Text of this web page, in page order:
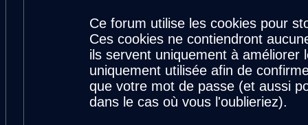
Ce forum utilise les cookies pour
Ces cookies ne contiendront
ils servent uniquement à
uniquement utilisée afin de
que votre mot de passe (et aussi
dans le cas où vous l'oublieriez).